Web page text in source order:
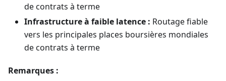
de contrats à terme
Infrastructure à faible latence : Routage fiable
vers les principales places boursières mondiales
de contrats à terme
Remarques :